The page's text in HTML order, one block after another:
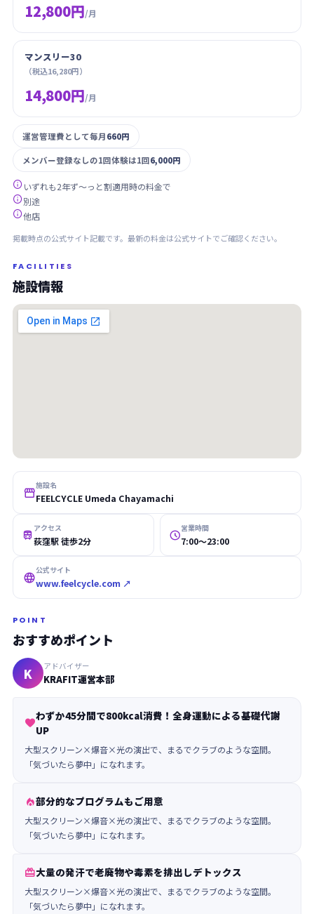
12,800円/月
マンスリー30
（税込16,280円）
14,800円/月
運営管理費として毎月660円
メンバー登録なしの1回体験は1回6,000円
いずれも2年ず〜っと割適用時の料金で
別途
他店
掲載時点の公式サイト記載です。最新の料金は公式サイトでご確認ください。
FACILITIES
施設情報
施設名
FEELCYCLE Umeda Chayamachi
 アクセス
荻窪駅 徒歩2分 営業時間
7:00〜23:00
公式サイト
www.feelcycle.com ↗
POINT
おすすめポイント
K アドバイザー
KRAFIT運営本部

わずか45分間で800kcal消費！全身運動による基礎代謝
UP
大型スクリーン×爆音×光の演出で、まるでクラブのような空間。
「気づいたら夢中」になれます。
部分的なプログラムもご用意
大型スクリーン×爆音×光の演出で、まるでクラブのような空間。
「気づいたら夢中」になれます。
大量の発汗で老廃物や毒素を排出しデトックス
大型スクリーン×爆音×光の演出で、まるでクラブのような空間。
「気づいたら夢中」になれます。